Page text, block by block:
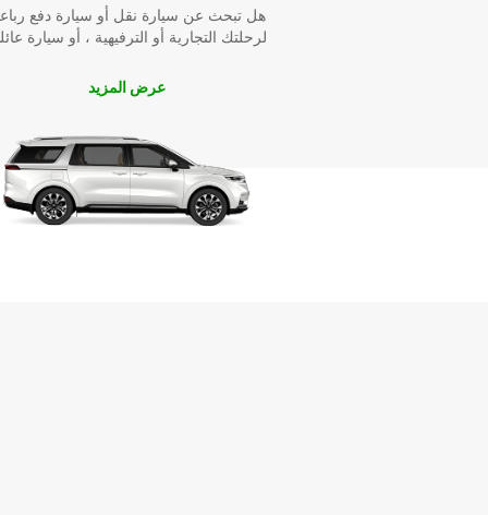
هل تبحث عن سيارة نقل أو سيارة دفع
لرحلتك التجارية أو الترفيهية ، أو سيارة
عرض المزيد